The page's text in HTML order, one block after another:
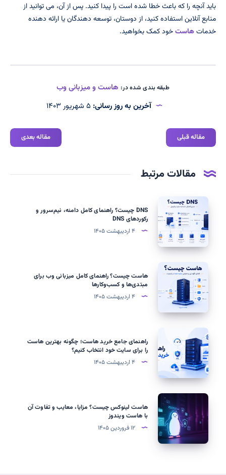
باید آنچه را که باعث خطا شده است را پیدا کنید. پس از آن، می توانید از
منابع آنلاین استفاده کنید، از دوستان، توسعه دهندگان یا ارائه دهنده
خدماتهاستخود کمک بخواهید.
طبقه بندی شده در: هاست و میزبانی وب
آخرین به روز رسانی:
مقاله قبلی مقاله بعدی
مقالات مرتبط
DNS
چیست؟
راهنمای
کامل
دامنه،
نیم‌سرور
و
رکوردهای
DNS
DNS چیست؟ راهنمای کامل دامنه، نیم‌سرور و
رکوردهای DNS
۴ اردیبهشت ۱۴۰۵
هاست
چیست؟
راهنمای
کامل
میزبانی
وب
برای
مبتدی‌ها
و
کسب‌وکارها
هاست چیست؟ راهنمای کامل میزبانی وب برای
مبتدی‌ها و کسب‌وکارها
۴ اردیبهشت ۱۴۰۵
راهنمای
جامع
خرید
هاست؛
چگونه
بهترین
هاست
را
برای
سایت
انتخاب
راهنمای جامع خرید هاست؛ چگونه بهترین هاست
را برای سایت خود انتخاب کنیم؟
۴ اردیبهشت ۱۴۰۵
هاست
لینوکس
چیست؟
مزایا،
معایب
هاست لینوکس چیست؟ مزایا، معایب و تفاوت آن
با هاست ویندوز
۱۲ فروردین ۱۴۰۵